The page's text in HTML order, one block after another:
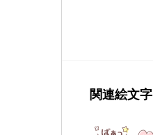
関連絵文字